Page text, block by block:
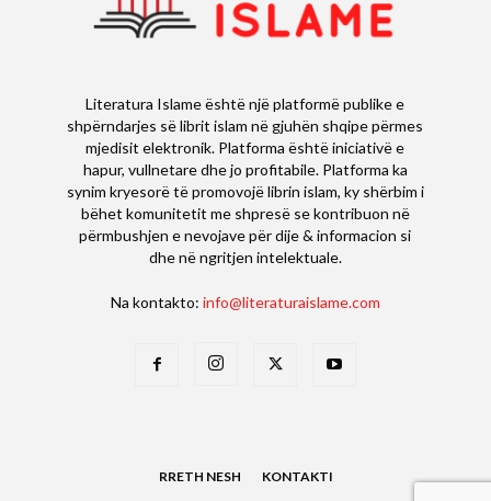
Literatura Islame është një platformë publike e
shpërndarjes së librit islam në gjuhën shqipe përmes
mjedisit elektronik. Platforma është iniciativë e
hapur, vullnetare dhe jo profitabile. Platforma ka
synim kryesorë të promovojë librin islam, ky shërbim i
bëhet komunitetit me shpresë se kontribuon në
përmbushjen e nevojave për dije & informacion si
dhe në ngritjen intelektuale.
Na kontakto: info@literaturaislame.com
RRETH NESH KONTAKTI